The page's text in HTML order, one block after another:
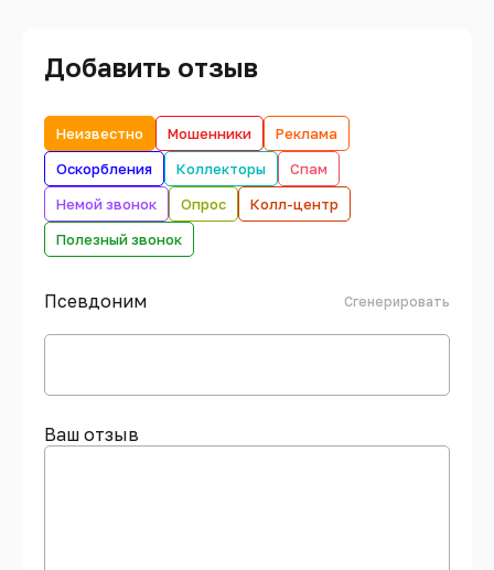
Добавить отзыв
Неизвестно Мошенники
Реклама
Оскорбления
Коллекторы
Спам
Немой звонок
Опрос
Колл-центр
Полезный звонок
Псевдоним Сгенерировать
Ваш отзыв